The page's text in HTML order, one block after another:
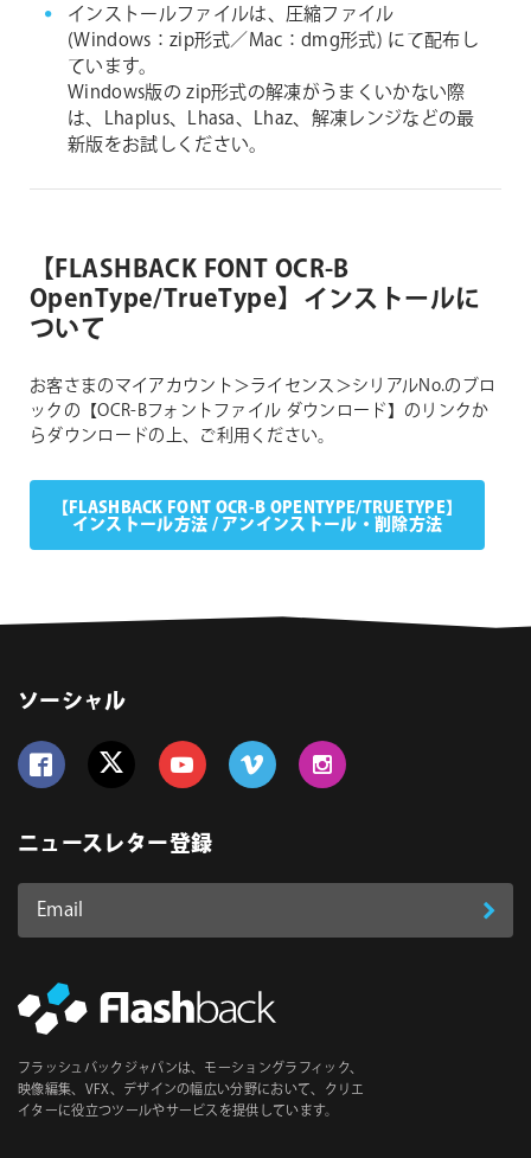
インストールファイルは、圧縮ファイル
(Windows：zip形式／Mac：dmg形式) にて配布し
ています。
Windows版の zip形式の解凍がうまくいかない際
は、Lhaplus、Lhasa、Lhaz、解凍レンジなどの最
新版をお試しください。
【FLASHBACK FONT OCR-B
OpenType/TrueType】インストールに
ついて
お客さまのマイアカウント＞ライセンス＞シリアルNo.のブロ
ックの【OCR-Bフォントファイル ダウンロード】のリンクか
らダウンロードの上、ご利用ください。
【FLASHBACK FONT OCR-B OPENTYPE/TRUETYPE】
インストール方法 / アンインストール・削除方法
ソーシャル
ニュースレター登録
Email
ス
必
須
登
フラッシュバックジャパンは、モーショングラフィック、
映像編集、VFX、デザインの幅広い分野において、クリエ
イターに役立つツールやサービスを提供しています。